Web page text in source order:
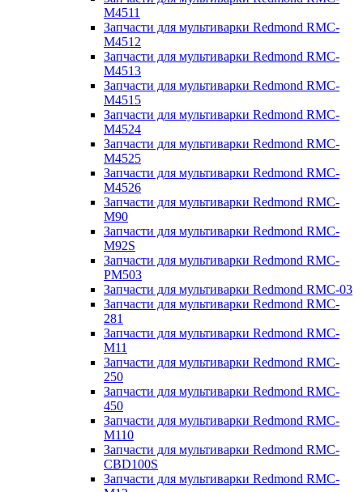
M4511
Запчасти для мультиварки Redmond RMC-
M4512
Запчасти для мультиварки Redmond RMC-
M4513
Запчасти для мультиварки Redmond RMC-
M4515
Запчасти для мультиварки Redmond RMC-
M4524
Запчасти для мультиварки Redmond RMC-
M4525
Запчасти для мультиварки Redmond RMC-
M4526
Запчасти для мультиварки Redmond RMC-
M90
Запчасти для мультиварки Redmond RMC-
M92S
Запчасти для мультиварки Redmond RMC-
PM503
Запчасти для мультиварки Redmond RMC-03
Запчасти для мультиварки Redmond RMC-
281
Запчасти для мультиварки Redmond RMC-
M11
Запчасти для мультиварки Redmond RMC-
250
Запчасти для мультиварки Redmond RMC-
450
Запчасти для мультиварки Redmond RMC-
M110
Запчасти для мультиварки Redmond RMC-
CBD100S
Запчасти для мультиварки Redmond RMC-